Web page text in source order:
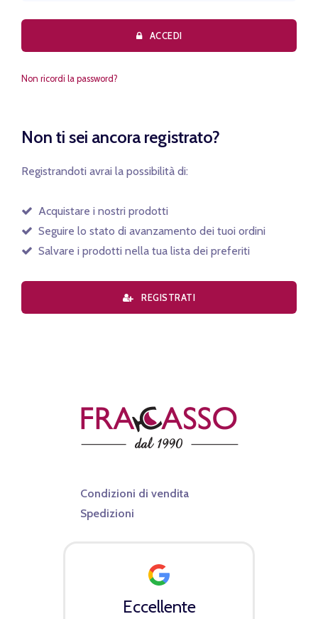
ACCEDI
Non ricordi la password?
Non ti sei ancora registrato?
Registrandoti avrai la possibilità di:
Acquistare i nostri prodotti
Seguire lo stato di avanzamento dei tuoi ordini
Salvare i prodotti nella tua lista dei preferiti
REGISTRATI
Condizioni di vendita
Spedizioni
Eccellente